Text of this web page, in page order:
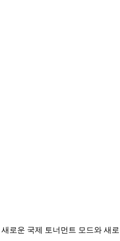
로운 국제 토너먼트 모드와 새